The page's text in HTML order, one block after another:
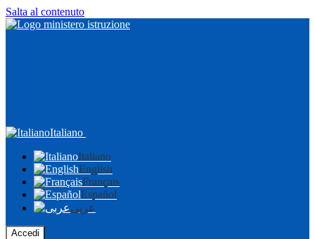
Salta al contenuto
Italiano
Italiano
English
Français
Español
عربى
Accedi